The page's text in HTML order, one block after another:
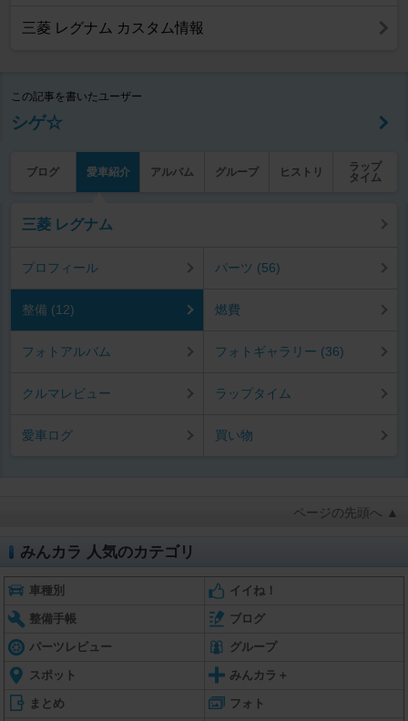
三菱 レグナム カスタム情報
この記事を書いたユーザー
シゲ☆
ブログ 愛車紹介 アルバム グループ ヒストリ
ラップ
タイム
三菱 レグナム
プロフィール パーツ (56)
整備 (12) 燃費
フォトアルバム フォトギャラリー (36)
クルマレビュー ラップタイム
愛車ログ 買い物
ページの先頭へ ▲
みんカラ 人気のカテゴリ
車種別 イイね！
整備手帳 ブログ
パーツレビュー グループ
スポット みんカラ＋
まとめ フォト